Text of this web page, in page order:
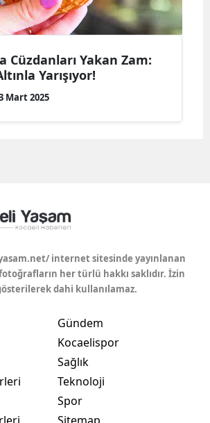
Çankırı
Gaziantep
Cüzdanları Yakan Zam:
Yarışıyor!
Mart 2025
internet sitesinde yayınlanan
her türlü hakkı saklıdır. İzin
dahi kullanılamaz.
Gündem
Kocaelispor
Sağlık
Teknoloji
Spor